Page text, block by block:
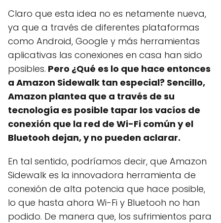
Claro que esta idea no es netamente nueva,
ya que a través de diferentes plataformas
como Android, Google y más herramientas
aplicativas las conexiones en casa han sido
posibles. Pero ¿Qué es lo que hace entonces
a Amazon Sidewalk tan especial? Sencillo,
Amazon plantea que a través de su
tecnología es posible tapar los vacíos de
conexión que la red de Wi-Fi común y el
Bluetooh dejan, y no pueden aclarar.
En tal sentido, podríamos decir, que Amazon
Sidewalk es la innovadora herramienta de
conexión de alta potencia que hace posible,
lo que hasta ahora Wi-Fi y Bluetooh no han
podido. De manera que, los sufrimientos para